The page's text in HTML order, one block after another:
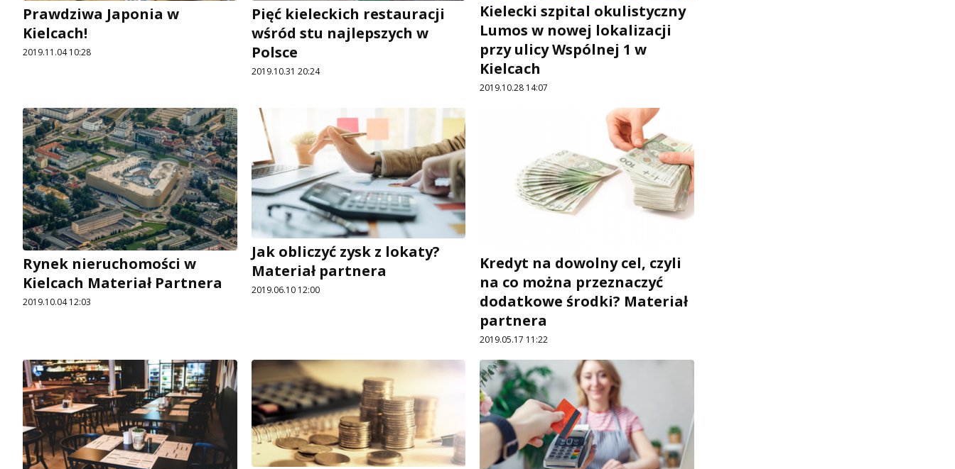
Prawdziwa Japonia w
Kielcach!
2019.11.04 10:28
Pięć kieleckich restauracji
wśród stu najlepszych w
Polsce
2019.10.31 20:24
Kielecki szpital okulistyczny
Lumos w nowej lokalizacji
przy ulicy Wspólnej 1 w
Kielcach
2019.10.28 14:07
Rynek nieruchomości w
Kielcach Materiał Partnera
2019.10.04 12:03
Jak obliczyć zysk z lokaty?
Materiał partnera
2019.06.10 12:00
Kredyt na dowolny cel, czyli
na co można przeznaczyć
dodatkowe środki? Materiał
partnera
2019.05.17 11:22